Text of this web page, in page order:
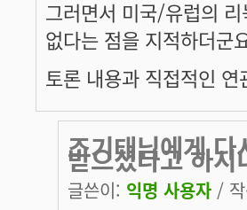
그러면서 미국/유럽의
없다는 점을 지적하더군
토론 내용과 직접적인
조기태님에게
받으셨다고 하시
글쓴이: 익명 사용자 /